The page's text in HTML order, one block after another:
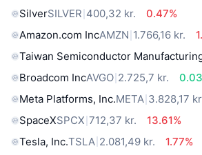
SilverSILVER 400,32 kr.
0.47%
Amazon.com IncAMZN 1.766,16 kr.
Taiwan Semiconductor
Broadcom IncAVGO 2.725,7 kr.
Meta Platforms, Inc.META 3.828,17
SpaceXSPCX 712,37 kr.
13.61%
Tesla, Inc.TSLA 2.081,49 kr.
1.77%